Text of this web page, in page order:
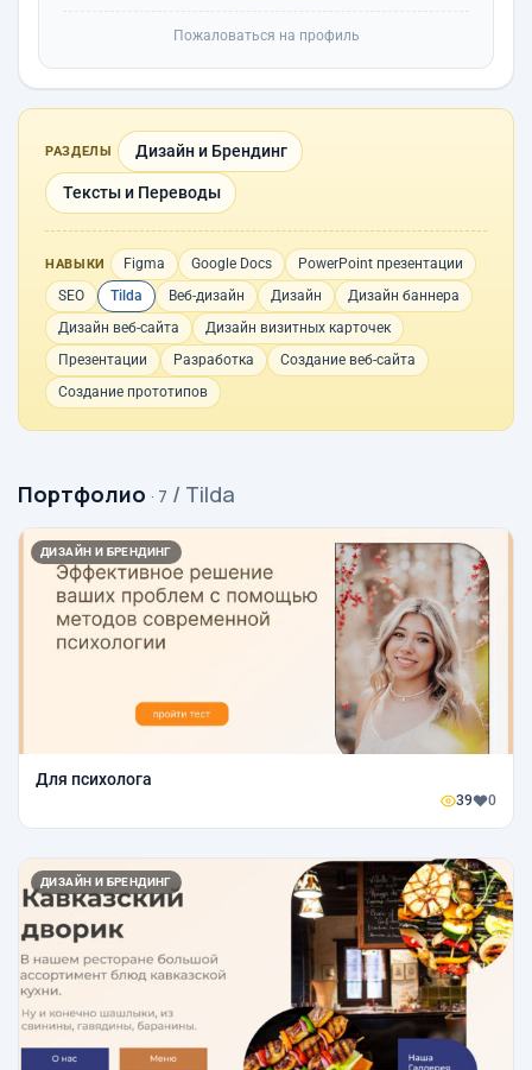
Пожаловаться на профиль
РАЗДЕЛЫ Дизайн и Брендинг
Тексты и Переводы
НАВЫКИ Figma Google Docs
PowerPoint презентации
SEO
Tilda Веб-дизайн Дизайн
Дизайн баннера
Дизайн веб-сайта
Дизайн визитных карточек
Презентации
Разработка
Создание веб-сайта
Создание прототипов
Портфолио · 7 / Tilda
ДИЗАЙН И БРЕНДИНГ
Для психолога
39 0
ДИЗАЙН И БРЕНДИНГ